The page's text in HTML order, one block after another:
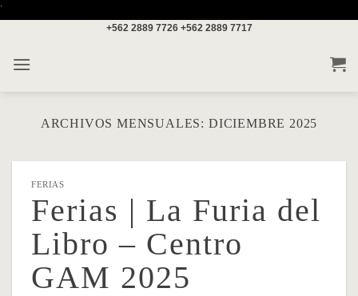
'
+562 2889 7726 +562 2889 7717
ARCHIVOS MENSUALES: DICIEMBRE 2025
FERIAS
Ferias | La Furia del
Libro – Centro
GAM 2025